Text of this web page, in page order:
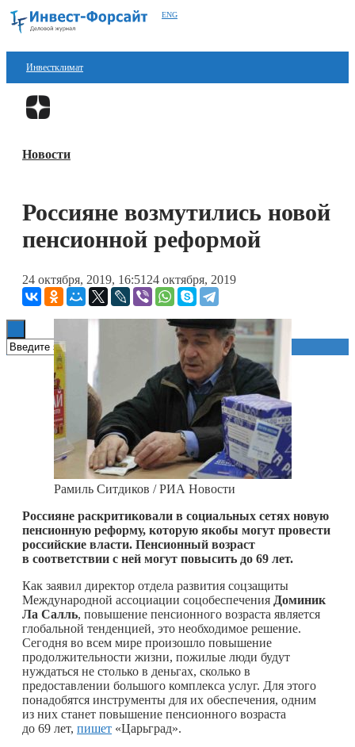
ENG
Инвестклимат
Финансы
Блокчейн
Книги
Новости
Россияне возмутились новой
пенсионной реформой
24 октября, 2019, 16:51 24 октября, 2019
Рамиль Ситдиков / РИА Новости
Россияне раскритиковали в социальных сетях новую
пенсионную реформу, которую якобы могут провести
российские власти. Пенсионный возраст
в соответствии с ней могут повысить до 69 лет.
Как заявил директор отдела развития соцзащиты
Международной ассоциации соцобеспечения Доминик
Ла Салль, повышение пенсионного возраста является
глобальной тенденцией, это необходимое решение.
Сегодня во всем мире произошло повышение
продолжительности жизни, пожилые люди будут
нуждаться не столько в деньгах, сколько в
предоставлении большого комплекса услуг. Для этого
понадобятся инструменты для их обеспечения, одним
из них станет повышение пенсионного возраста
до 69 лет, пишет «Царьград».